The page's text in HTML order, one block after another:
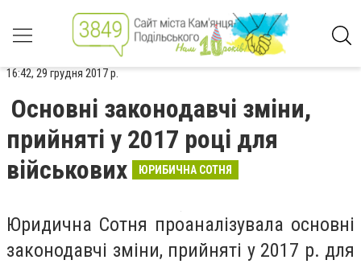
16:42, 29 грудня 2017 р.
Основні законодавчі зміни,
прийняті у 2017 році для
військових
ЮРИБИЧНА СОТНЯ
Юридична Сотня проаналізувала основні
законодавчі зміни, прийняті у 2017 р. для